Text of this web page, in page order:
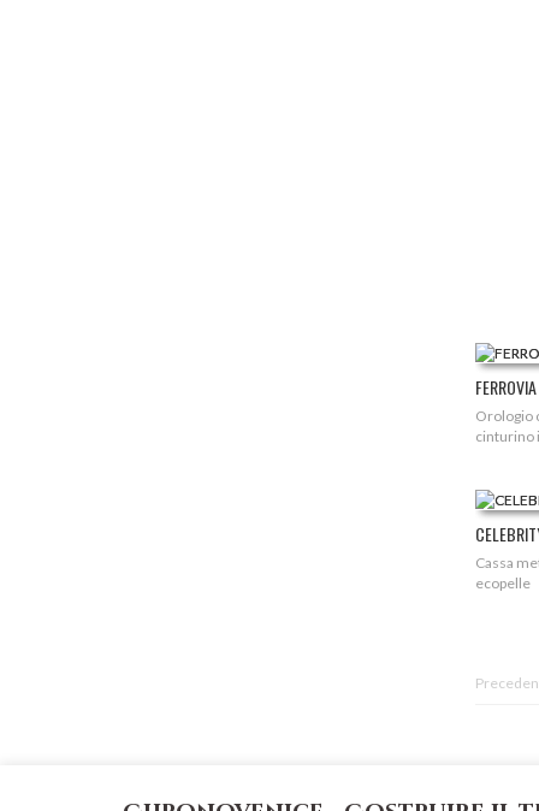
Orologio
cinturino
Cassa
ecopelle